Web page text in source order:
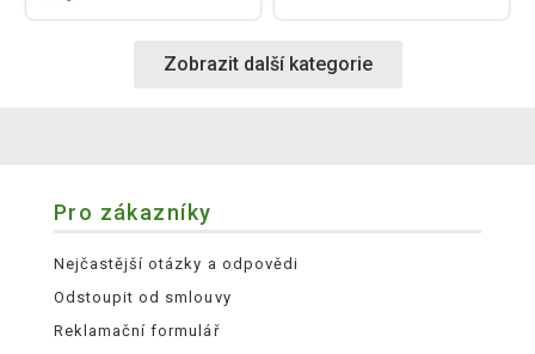
Zobrazit další kategorie
Pro zákazníky
Nejčastější otázky a odpovědi
Odstoupit od smlouvy
Reklamační formulář